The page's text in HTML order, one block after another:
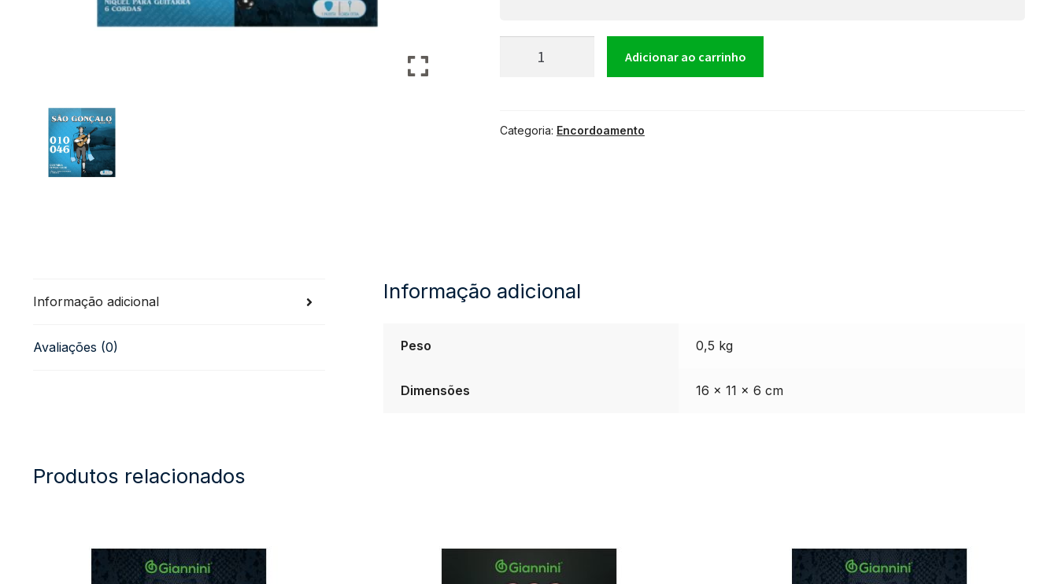
Encordoamento
Gonçalo
Guitarra
Adicionar ao carrinho
Categoria: Encordoamento
Informação adicional
Avaliações (0)
Informação adicional
Peso 0,5 kg
Dimensões 16 × 11 × 6 cm
Produtos relacionados